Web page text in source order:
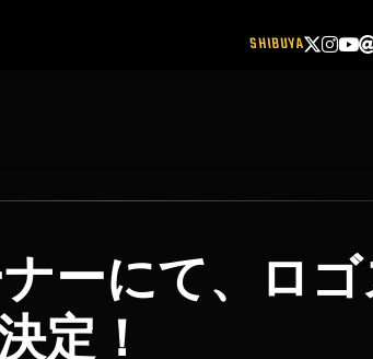
SHIBUYA
ーにて、ロ
定！